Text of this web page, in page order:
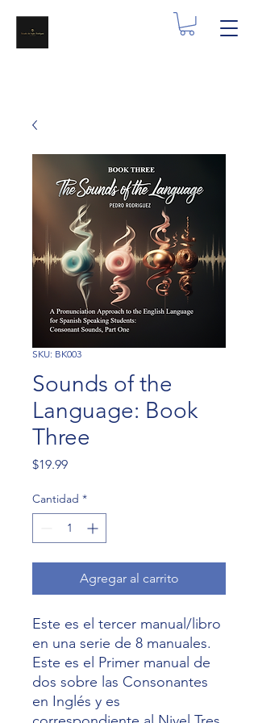
SKU: BK003
Sounds of the
Language: Book
Three
$19.99Precio
Cantidad *
Agregar al carrito
Este es el tercer manual/libro
en una serie de 8 manuales.
Este es el Primer manual de
dos sobre las Consonantes
en Inglés y es